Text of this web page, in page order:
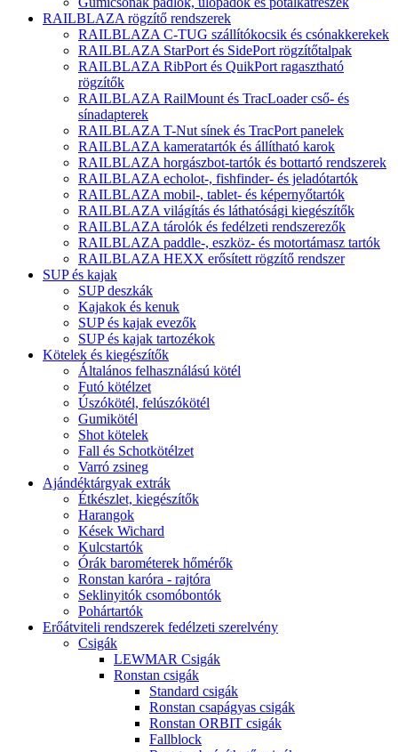
RAILBLAZA rögzítő rendszerek
RAILBLAZA C-TUG szállítókocsik és csónakkerekek
RAILBLAZA StarPort és SidePort rögzítőtalpak
RAILBLAZA RibPort és QuikPort ragasztható
rögzítők
RAILBLAZA RailMount és TracLoader cső- és
sínadapterek
RAILBLAZA T-Nut sínek és TracPort panelek
RAILBLAZA kameratartók és állítható karok
RAILBLAZA horgászbot-tartók és bottartó rendszerek
RAILBLAZA echolot-, fishfinder- és jeladótartók
RAILBLAZA mobil-, tablet- és képernyőtartók
RAILBLAZA világítás és láthatósági kiegészítők
RAILBLAZA tárolók és fedélzeti rendszerezők
RAILBLAZA paddle-, eszköz- és motortámasz tartók
RAILBLAZA HEXX erősített rögzítő rendszer
SUP és kajak
SUP deszkák
Kajakok és kenuk
SUP és kajak evezők
SUP és kajak tartozékok
Kötelek és kiegészítők
Általános felhasználású kötél
Futó kötélzet
Úszókötél, felúszókötél
Gumikötél
Shot kötelek
Fall és Schotkötélzet
Varró zsineg
Ajándéktárgyak extrák
Étkészlet, kiegészítők
Harangok
Kések Wichard
Kulcstartók
Órák barométerek hőmérők
Ronstan karóra - rajtóra
Seklinyitók csomóbontók
Pohártartók
Erőátviteli rendszerek fedélzeti szerelvény
Csigák
LEWMAR Csigák
Ronstan csigák
Standard csigák
Ronstan csapágyas csigák
Ronstan ORBIT csigák
Fallblock